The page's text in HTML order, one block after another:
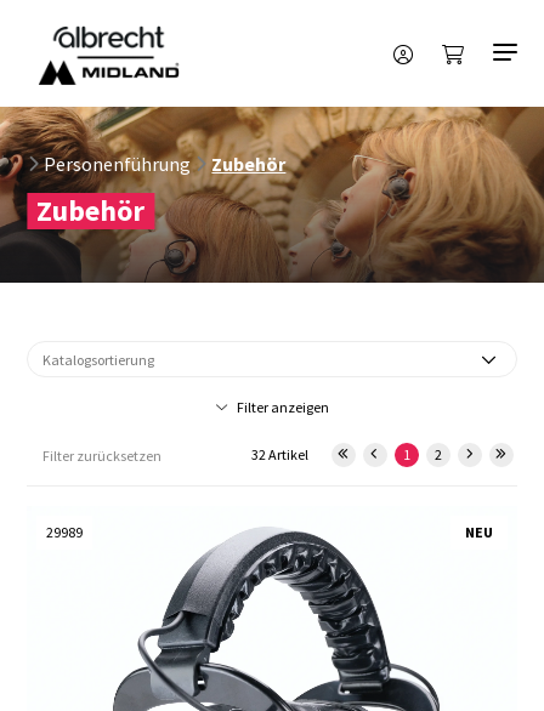
Personenführung Zubehör
Zubehör
Filter anzeigen
Filter zurücksetzen 1 2
32 Artikel
NEU
29989